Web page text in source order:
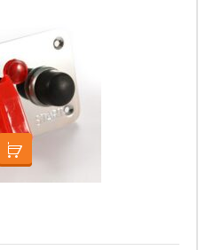
LOE EDASI